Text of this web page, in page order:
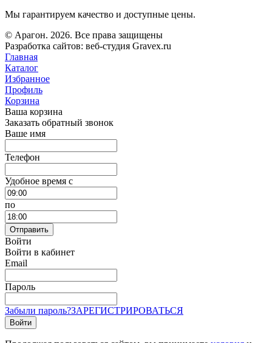
Мы гарантируем качество и доступные цены.
© Арагон. 2026. Все права защищены
Разработка сайтов: веб-студия Gravex.ru
Главная
Каталог
Избранное
Профиль
Корзина
Ваша корзина
Заказать обратный звонок
Ваше имя
Телефон
Удобное время c
по
Отправить
Войти
Войти в кабинет
Email
Пароль
Забыли пароль?ЗАРЕГИСТРИРОВАТЬСЯ
Войти